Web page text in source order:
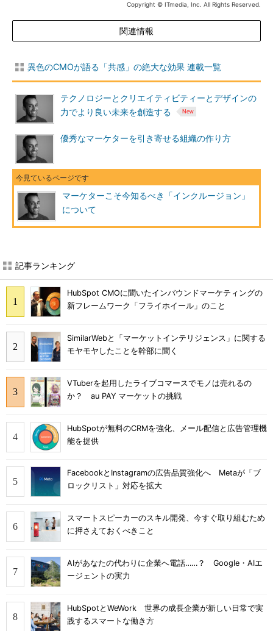
Copyright © ITmedia, Inc. All Rights Reserved.
関連情報
異色のCMOが語る「共感」の絶大な効果 連載一覧
テクノロジーとクリエイティビティーとデザインの
力でより良い未来を創造する
優秀なマーケターを引き寄せる組織の作り方
マーケターこそ今知るべき「インクルージョン」
について
記事ランキング
HubSpot CMOに聞いたインバウンドマーケティングの
新フレームワーク「フライホイール」のこと
SimilarWebと「マーケットインテリジェンス」に関する
モヤモヤしたことを幹部に聞く
VTuberを起用したライブコマースでモノは売れるの
か？ au PAY マーケットの挑戦
HubSpotが無料のCRMを強化、メール配信と広告管理機
能を提供
FacebookとInstagramの広告品質強化へ Metaが「ブ
ロックリスト」対応を拡大
スマートスピーカーのスキル開発、今すぐ取り組むため
に押さえておくべきこと
AIがあなたの代わりに企業へ電話……？ Google・AIエ
ージェントの実力
HubSpotとWeWork 世界の成長企業が新しい日常で実
践するスマートな働き方